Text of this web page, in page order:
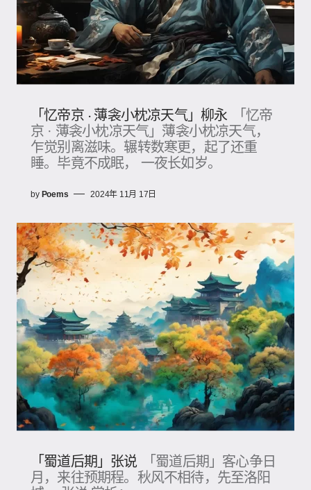
「忆帝京 · 薄衾小枕凉天气」柳永
「忆帝
京 · 薄衾小枕凉天气」薄衾小枕凉天气，
乍觉别离滋味。辗转数寒更，起了还重
睡。毕竟不成眠， 一夜长如岁。
by Poems 2024年 11月 17日
「蜀道后期」张说
「蜀道后期」客心争日
月，来往预期程。秋风不相待，先至洛阳